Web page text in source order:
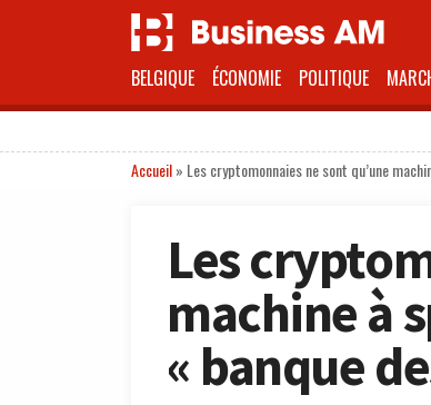
BELGIQUE ÉCONOMIE POLITIQUE
Accueil» Les cryptomonnaies ne sont qu’une
Les
machine à
« banque